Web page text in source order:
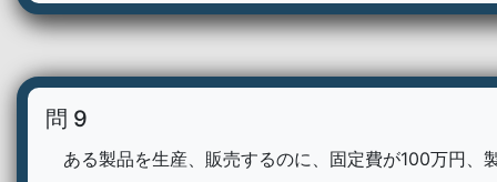
問 9
ある製品を生産、販売するのに、固定費が100万円、